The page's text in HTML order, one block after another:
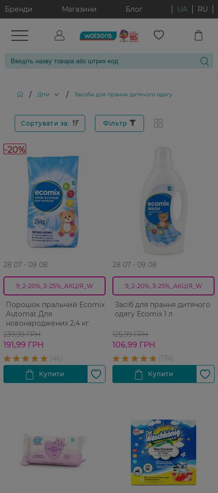
Бренди Магазини Блог UA RU
/ Діти / Засоби для прання дитячого одягу
Сортувати за: Фільтр
-20%
28 07 - 09 08
9_2-20%, 3-25%_АКЦІЯ_W
Порошок пральний Ecomix
Automat Для
новонароджених 2,4 кг
239,99 ГРН
191,99 ГРН
28 07 - 09 08
9_2-20%, 3-25%_АКЦІЯ_W
Засіб для прання дитячого
одягу Ecomix 1 л
125,99 ГРН
106,99 ГРН